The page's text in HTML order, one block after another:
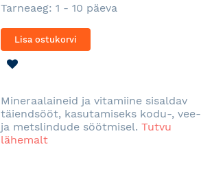
Tarneaeg: 1 - 10 päeva
Lisa ostukorvi
Mineraalaineid ja vitamiine sisaldav
täiendsööt, kasutamiseks kodu-, vee-
ja metslindude söötmisel. Tutvu
lähemalt